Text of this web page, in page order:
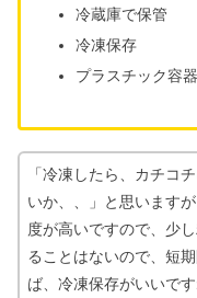
冷蔵庫で保管
冷凍保存
プラスチック容
「冷凍したら、カチコ
いか、、」と思います
度が高いですので、少
ることはないので、短
ば、冷凍保存がいいです